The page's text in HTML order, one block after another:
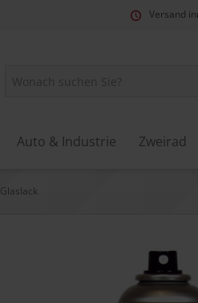
Versand
Auto & Industrie Zweirad
Glaslack